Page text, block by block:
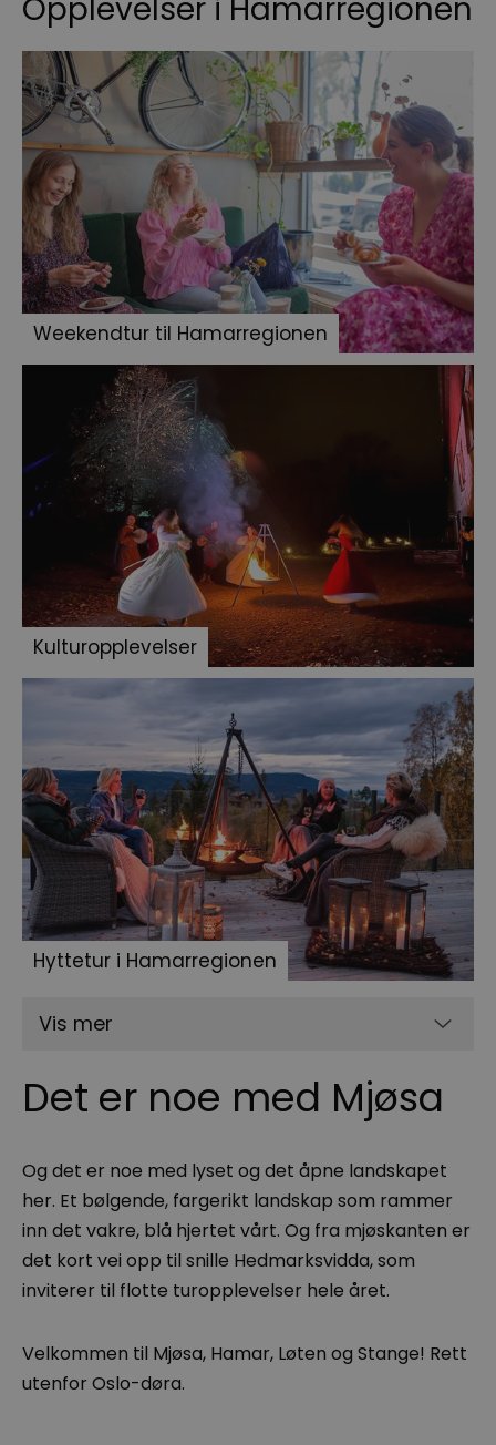
Opplevelser i Hamarregionen
Weekendtur til Hamarregionen
Kulturopplevelser
Hyttetur i Hamarregionen
Vis mer
Det er noe med Mjøsa
Og det er noe med lyset og det åpne landskapet
her. Et bølgende, fargerikt landskap som rammer
inn det vakre, blå hjertet vårt. Og fra mjøskanten er
det kort vei opp til snille Hedmarksvidda, som
inviterer til flotte turopplevelser hele året.
Velkommen til Mjøsa, Hamar, Løten og Stange! Rett
utenfor Oslo-døra.